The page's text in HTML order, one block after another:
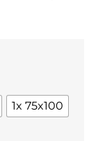
1x 75x100